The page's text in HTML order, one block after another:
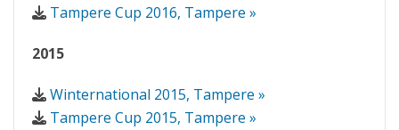
Tampere Cup 2016, Tampere »
2015
Winternational 2015, Tampere »
Tampere Cup 2015, Tampere »